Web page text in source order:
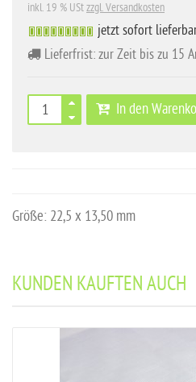
inkl. 19 % UStzzgl. Versandkosten
jetzt sofort
Lieferfrist: zur Zeit bis zu 15
In den
Größe: 22,5 x 13,50 mm
KUNDEN KAUFTEN AUCH